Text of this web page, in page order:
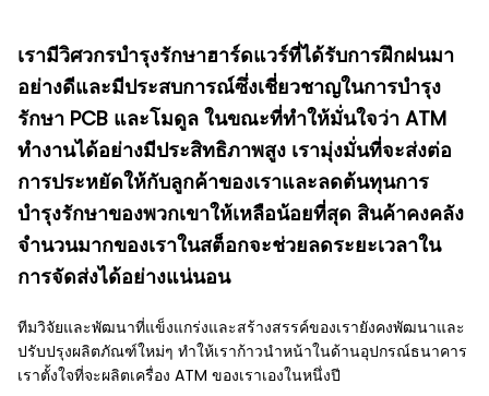
เรามีวิศวกรบำรุงรักษาฮาร์ดแวร์ที่ได้รับการฝึกฝนมา
อย่างดีและมีประสบการณ์ซึ่งเชี่ยวชาญในการบำรุง
รักษา PCB และโมดูล ในขณะที่ทำให้มั่นใจว่า ATM
ทำงานได้อย่างมีประสิทธิภาพสูง เรามุ่งมั่นที่จะส่งต่อ
การประหยัดให้กับลูกค้าของเราและลดต้นทุนการ
บำรุงรักษาของพวกเขาให้เหลือน้อยที่สุด สินค้าคงคลัง
จำนวนมากของเราในสต็อกจะช่วยลดระยะเวลาใน
การจัดส่งได้อย่างแน่นอน
ทีมวิจัยและพัฒนาที่แข็งแกร่งและสร้างสรรค์ของเรายังคงพัฒนาและ
ปรับปรุงผลิตภัณฑ์ใหม่ๆ ทำให้เราก้าวนำหน้าในด้านอุปกรณ์ธนาคาร
เราตั้งใจที่จะผลิตเครื่อง ATM ของเราเองในหนึ่งปี